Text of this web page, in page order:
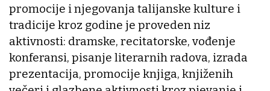
promocije i njegovanja talijanske kulture i
tradicije kroz godine je proveden niz
aktivnosti: dramske, recitatorske, vođenje
konferansi, pisanje literarnih radova, izrada
prezentacija, promocije knjiga, knjiženih